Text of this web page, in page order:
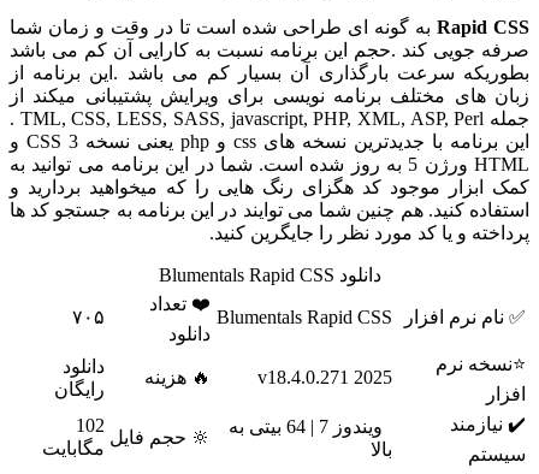
به گونه ای طراحی شده است تا در وقت و زمان شما
کند .حجم این برنامه نسبت به کارایی آن کم می باشد
سرعت بارگذاری آن بسیار کم می باشد .این برنامه از
مختلف برنامه نویسی برای ویرایش پشتیبانی میکند از
جمله TML, CSS, LESS, SASS, jаvascript, PHP, XML, ASP, Perl .
این برنامه با جدیدترین نسخه های css و php یعنی نسخه 3 CSS و
HTML ورژن 5 به روز شده است. شما در این برنامه می توانید به
موجود کد هگزای رنگ هایی را که میخواهید بردارید و
هم چنین شما می توایند در این برنامه به جستجو کد ها
یا کد مورد نظر را جایگرین کنید.
افزار Blumentals Rapid CSS ۷۰۵
2025 v18.4.0.271 🔥 هزینه
رایگان
ویندوز 7 | 64 بیتی به
🔆 حجم فایل
مگابایت